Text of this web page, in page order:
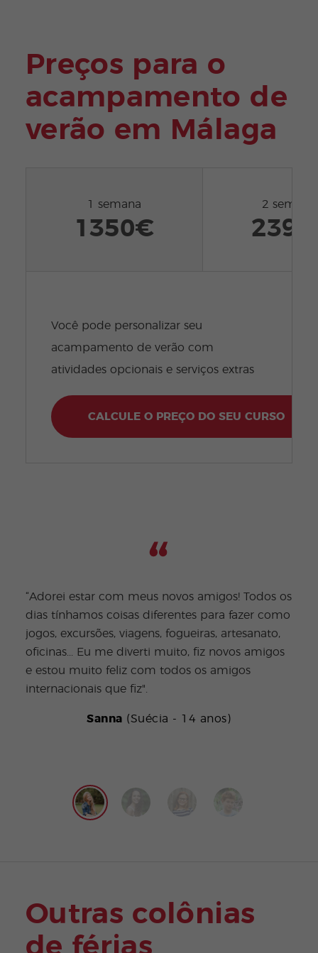
Preços para o
acampamento de
verão em Málaga
1 semana
1350€
2
Você pode personalizar seu
acampamento de verão com
atividades opcionais e serviços extras
CALCULE O PREÇO DO SEU CURSO
“Adorei estar com meus novos amigos! Todos os
dias tínhamos coisas diferentes para fazer como
jogos, excursões, viagens, fogueiras, artesanato,
oficinas... Eu me diverti muito, fiz novos amigos
e estou muito feliz com todos os amigos
internacionais que fiz".
Sanna (Suécia - 14 anos)
Outras colônias
de férias